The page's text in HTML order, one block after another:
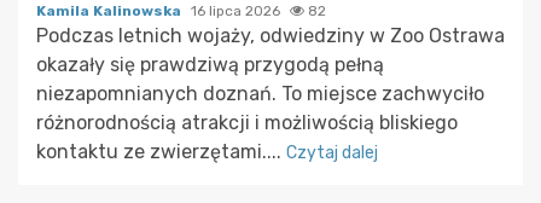
Kamila Kalinowska 16 lipca 2026 82
Podczas letnich wojaży, odwiedziny w Zoo Ostrawa
okazały się prawdziwą przygodą pełną
niezapomnianych doznań. To miejsce zachwyciło
różnorodnością atrakcji i możliwością bliskiego
kontaktu ze zwierzętami.... Czytaj dalej